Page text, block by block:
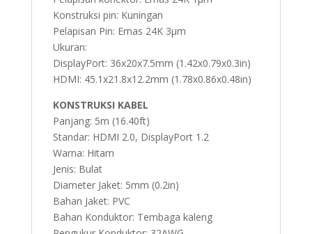
Konstruksi pin: Kuningan
Pelapisan Pin: Emas 24K 3µm
Ukuran:
DisplayPort: 36x20x7.5mm (1.42x0.79x0.3in)
HDMI: 45.1x21.8x12.2mm (1.78x0.86x0.48in)
KONSTRUKSI KABEL
Panjang: 5m (16.40ft)
Standar: HDMI 2.0, DisplayPort 1.2
Warna: Hitam
Jenis: Bulat
Diameter Jaket: 5mm (0.2in)
Bahan Jaket: PVC
Bahan Konduktor: Tembaga kaleng